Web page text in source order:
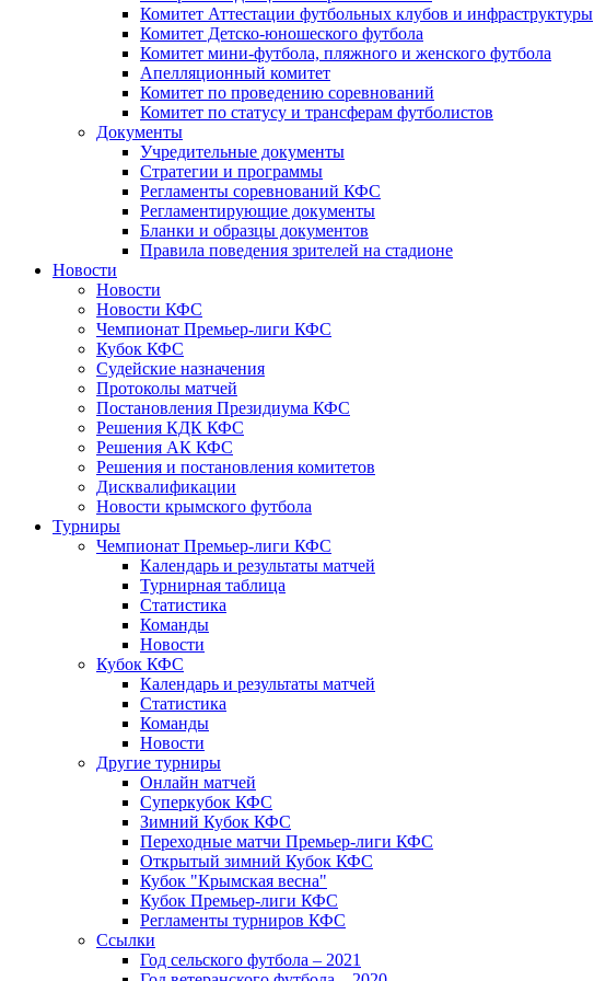
Комитет Аттестации футбольных клубов и инфраструктуры
Комитет Детско-юношеского футбола
Комитет мини-футбола, пляжного и женского футбола
Апелляционный комитет
Комитет по проведению соревнований
Комитет по статусу и трансферам футболистов
Документы
Учредительные документы
Стратегии и программы
Регламенты соревнований КФС
Регламентирующие документы
Бланки и образцы документов
Правила поведения зрителей на стадионе
Новости
Новости
Новости КФС
Чемпионат Премьер-лиги КФС
Кубок КФС
Судейские назначения
Протоколы матчей
Постановления Президиума КФС
Решения КДК КФС
Решения АК КФС
Решения и постановления комитетов
Дисквалификации
Новости крымского футбола
Турниры
Чемпионат Премьер-лиги КФС
Календарь и результаты матчей
Турнирная таблица
Статистика
Команды
Новости
Кубок КФС
Календарь и результаты матчей
Статистика
Команды
Новости
Другие турниры
Онлайн матчей
Суперкубок КФС
Зимний Кубок КФС
Переходные матчи Премьер-лиги КФС
Открытый зимний Кубок КФС
Кубок "Крымская весна"
Кубок Премьер-лиги КФС
Регламенты турниров КФС
Ссылки
Год сельского футбола – 2021